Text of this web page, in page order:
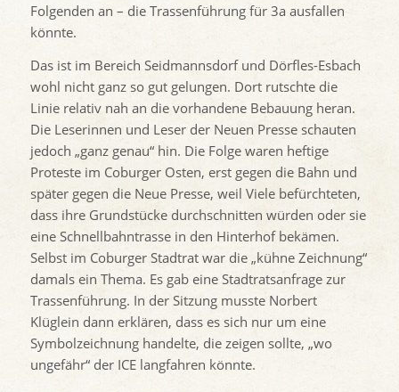
Folgenden an – die Trassenführung für 3a ausfallen
könnte.
Das ist im Bereich Seidmannsdorf und Dörfles-Esbach
wohl nicht ganz so gut gelungen. Dort rutschte die
Linie relativ nah an die vorhandene Bebauung heran.
Die Leserinnen und Leser der Neuen Presse schauten
jedoch „ganz genau“ hin. Die Folge waren heftige
Proteste im Coburger Osten, erst gegen die Bahn und
später gegen die Neue Presse, weil Viele befürchteten,
dass ihre Grundstücke durchschnitten würden oder sie
eine Schnellbahntrasse in den Hinterhof bekämen.
Selbst im Coburger Stadtrat war die „kühne Zeichnung“
damals ein Thema. Es gab eine Stadtratsanfrage zur
Trassenführung. In der Sitzung musste Norbert
Klüglein dann erklären, dass es sich nur um eine
Symbolzeichnung handelte, die zeigen sollte, „wo
ungefähr“ der ICE langfahren könnte.